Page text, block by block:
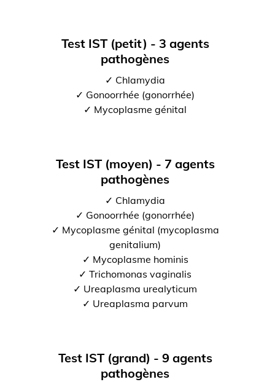
Test IST (petit) - 3 agents
pathogènes
✓ Chlamydia
✓ Gonoorrhée (gonorrhée)
✓ Mycoplasme génital
Test IST (moyen) - 7 agents
pathogènes
✓ Chlamydia
✓ Gonoorrhée (gonorrhée)
✓ Mycoplasme génital (mycoplasma
genitalium)
✓ Mycoplasme hominis
✓ Trichomonas vaginalis
✓ Ureaplasma urealyticum
✓ Ureaplasma parvum
Test IST (grand) - 9 agents
pathogènes